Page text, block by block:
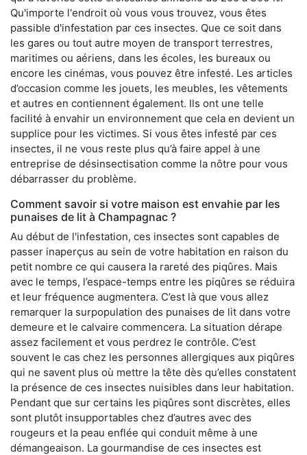
Qu'importe l'endroit où vous vous trouvez, vous êtes
passible d'infestation par ces insectes. Que ce soit dans
les gares ou tout autre moyen de transport terrestres,
maritimes ou aériens, dans les écoles, les bureaux ou
encore les cinémas, vous pouvez être infesté. Les articles
d’occasion comme les jouets, les meubles, les vêtements
et autres en contiennent également. Ils ont une telle
facilité à envahir un environnement que cela en devient un
supplice pour les victimes. Si vous êtes infesté par ces
insectes, il ne vous reste plus qu’à faire appel à une
entreprise de désinsectisation comme la nôtre pour vous
débarrasser du problème.
Comment savoir si votre maison est envahie par les
punaises de lit à Champagnac ?
Au début de l'infestation, ces insectes sont capables de
passer inaperçus au sein de votre habitation en raison du
petit nombre ce qui causera la rareté des piqûres. Mais
avec le temps, l’espace-temps entre les piqûres se réduira
et leur fréquence augmentera. C’est là que vous allez
remarquer la surpopulation des punaises de lit dans votre
demeure et le calvaire commencera. La situation dérape
assez facilement et vous perdrez le contrôle. C’est
souvent le cas chez les personnes allergiques aux piqûres
qui ne savent plus où mettre la tête dès qu’elles constatent
la présence de ces insectes nuisibles dans leur habitation.
Pendant que sur certains les piqûres sont discrètes, elles
sont plutôt insupportables chez d’autres avec des
rougeurs et la peau enflée qui conduit même à une
démangeaison. La gourmandise de ces insectes est